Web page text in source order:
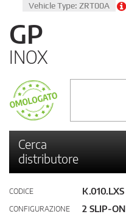
Vehicle Type: ZRT00A
GP
INOX
Cerca
distributore
CODICE K.010.LXS
CONFIGURAZIONE 2 SLIP-ON